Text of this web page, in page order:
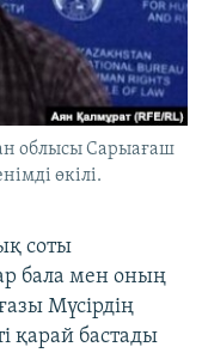
облысы Сарыағаш
өкілі.
соты
бала мен оның
Мүсірдің
қарай бастады